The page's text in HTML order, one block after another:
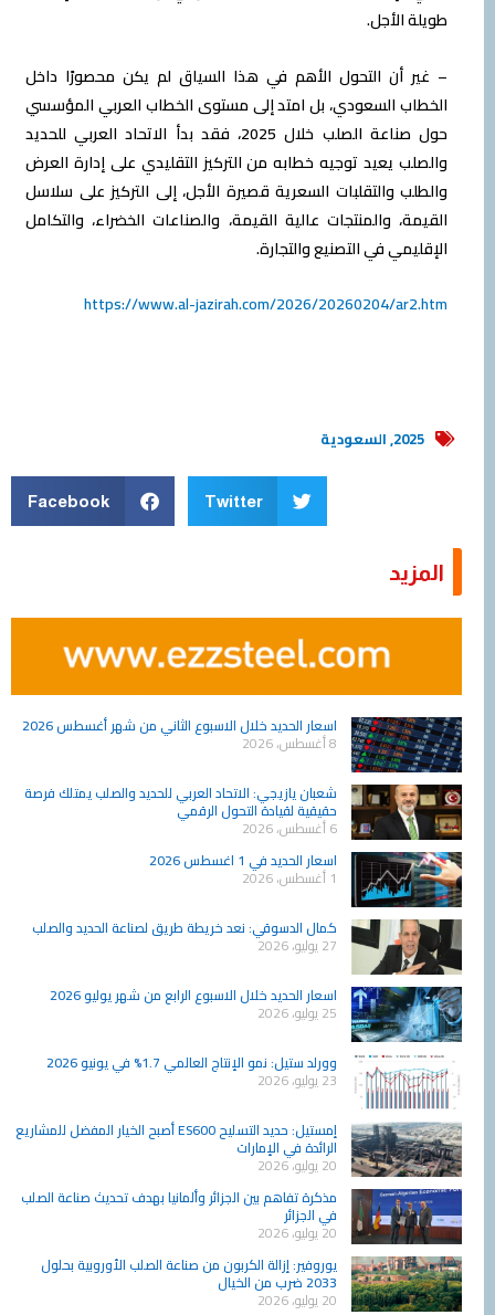
طويلة الأجل.
– غير أن التحول الأهم في هذا السياق لم يكن محصورًا داخل
الخطاب السعودي، بل امتد إلى مستوى الخطاب العربي المؤسسي
حول صناعة الصلب خلال 2025، فقد بدأ الاتحاد العربي للحديد
والصلب يعيد توجيه خطابه من التركيز التقليدي على إدارة العرض
والطلب والتقلبات السعرية قصيرة الأجل، إلى التركيز على سلاسل
القيمة، والمنتجات عالية القيمة، والصناعات الخضراء، والتكامل
الإقليمي في التصنيع والتجارة.
https://www.al-jazirah.com/2026/20260204/ar2.htm
2025
,السعودية
Twitter
Facebook
المزيد
اسعار الحديد خلال الاسبوع الثاني من شهر أغسطس 2026
شعبان يازيجي: الاتحاد العربي للحديد والصلب يمتلك فرصة
حقيقية لقيادة التحول الرقمي
اسعار الحديد في 1 اغسطس 2026
كمال الدسوقي: نعد خريطة طريق لصناعة الحديد والصلب
27 يوليو، 2026
اسعار الحديد خلال الاسبوع الرابع من شهر يوليو 2026
25 يوليو، 2026
وورلد ستيل: نمو الإنتاج العالمي 1.7% في يونيو 2026
23 يوليو، 2026
إمستيل: حديد التسليح ES600 أصبح الخيار المفضل للمشاريع
الرائدة في الإمارات
20 يوليو، 2026
مذكرة تفاهم بين الجزائر وألمانيا بهدف تحديث صناعة الصلب
في الجزائر
20 يوليو، 2026
يوروفير: إزالة الكربون من صناعة الصلب الأوروبية بحلول
2033 ضرب من الخيال
20 يوليو، 2026
Page
Page
Page
Page
Page
Page
Page
Page
Page
Page